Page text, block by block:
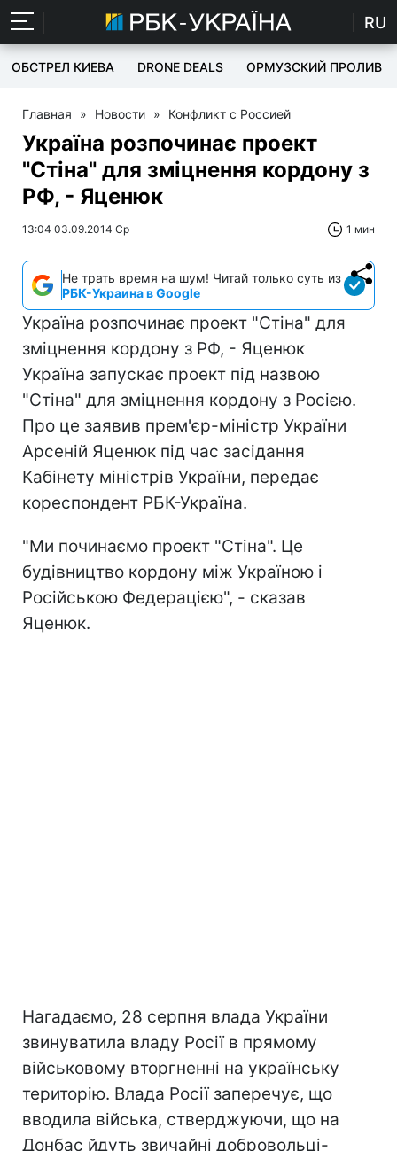
RU
ОБСТРЕЛ КИЕВА DRONE DEALS ОРМУЗСКИЙ ПРОЛИВ
Главная » Новости » Конфликт с Россией
Україна розпочинає проект
"Стіна" для зміцнення кордону з
РФ, - Яценюк
13:04 03.09.2014 Ср 1 мин
Не трать время на шум! Читай только суть из
РБК-Украина в Google
Україна розпочинає проект "Стіна" для
зміцнення кордону з РФ, - Яценюк
Україна запускає проект під назвою
"Стіна" для зміцнення кордону з Росією.
Про це заявив прем'єр-міністр України
Арсеній Яценюк під час засідання
Кабінету міністрів України, передає
кореспондент РБК-Україна.
"Ми починаємо проект "Стіна". Це
будівництво кордону між Україною і
Російською Федерацією", - сказав
Яценюк.
Нагадаємо, 28 серпня влада України
звинуватила владу Росії в прямому
військовому вторгненні на українську
територію. Влада Росії заперечує, що
вводила війська, стверджуючи, що на
Донбас йдуть звичайні добровольці-